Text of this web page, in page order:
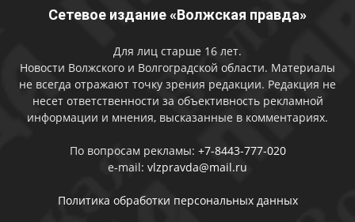
Сетевое издание «Волжская правда»
Для лиц старше 16 лет.
Новости Волжского и Волгоградской области. Материалы
не всегда отражают точку зрения редакции. Редакция не
несет ответственности за объективность рекламной
информации и мнения, высказанные в комментариях.
По вопросам рекламы: +7-8443-777-020
e-mail: vlzpravda@mail.ru
Политика обработки персональных данных